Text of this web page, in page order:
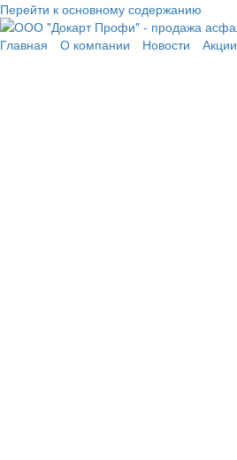
Перейти к основному содержанию
Главная
О компании Новости Акции